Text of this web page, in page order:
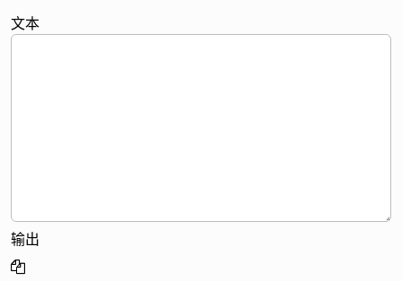
文本
输出